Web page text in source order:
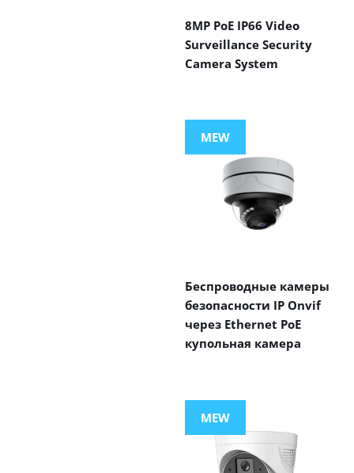
8MP PoE IP66 Video
Surveillance Security
Camera System
MEW
Беспроводные камеры
безопасности IP Onvif
через Ethernet PoE
купольная камера
MEW